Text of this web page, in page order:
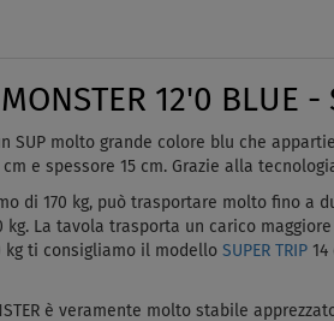
MONSTER 12'0
SUP molto grande colore blu che
cm e spessore 15 cm. Grazie alla
di 170 kg, può trasportare molto fino
La tavola trasporta un carico
kg ti consigliamo il modello SUPER TRIP
è veramente molto stabile